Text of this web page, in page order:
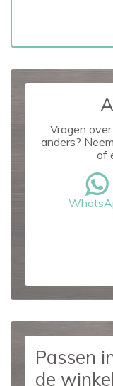
Vragen
anders?
of
Passen
de winkel